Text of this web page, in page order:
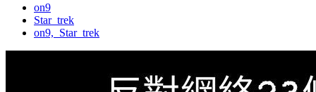
on9
Star_trek
on9,_Star_trek